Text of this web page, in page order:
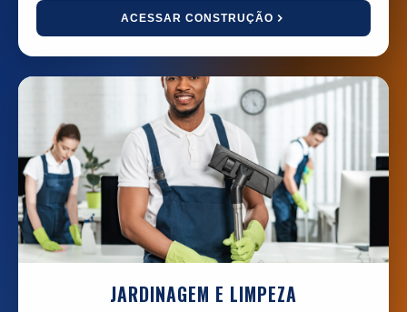
ACESSAR CONSTRUÇÃO
JARDINAGEM E LIMPEZA